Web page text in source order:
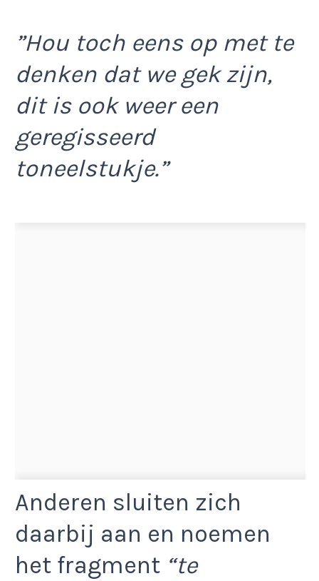
”Hou toch eens op met te
denken dat we gek zijn,
dit is ook weer een
geregisseerd
toneelstukje.”
Anderen sluiten zich
daarbij aan en noemen
het fragment “te